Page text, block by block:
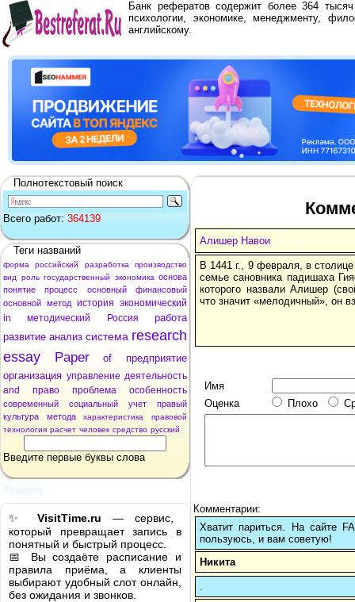
Банк рефератов содержит более 364
психологии, экономике, менеджменту,
английскому.
Полнотекстовый поиск
Всего работ: 364139
Теги названий
форма российский разработка
производство
вид
роль государственный экономика основа
понятие
процесс основный
финансовый
основной метод история экономический
in
методический Россия
работа
развитие анализ система research
essay
Paper of
предприятие
организация управление деятельность
and
право проблема особенность
современный социальный учет
правый
культура
метода характеристика
правовой
технология расчет человек средство русский
Введите первые буквы слова
✨ VisitTime.ru — сервис,
который превращает запись в
понятный и быстрый процесс.
📅 Вы создаёте расписание и
правила приёма, а клиенты
выбирают удобный слот онлайн,
без ожидания и звонков.
Алишер Навои
В 1441 г., 9 февраля, в
семье сановника падишаха
которого назвали Алишер
что значит «мелодичный», он
Имя
Оценка
Плохо
Комментарии:
Хватит париться. На сайте
пользуюсь, и вам советую!
Никита